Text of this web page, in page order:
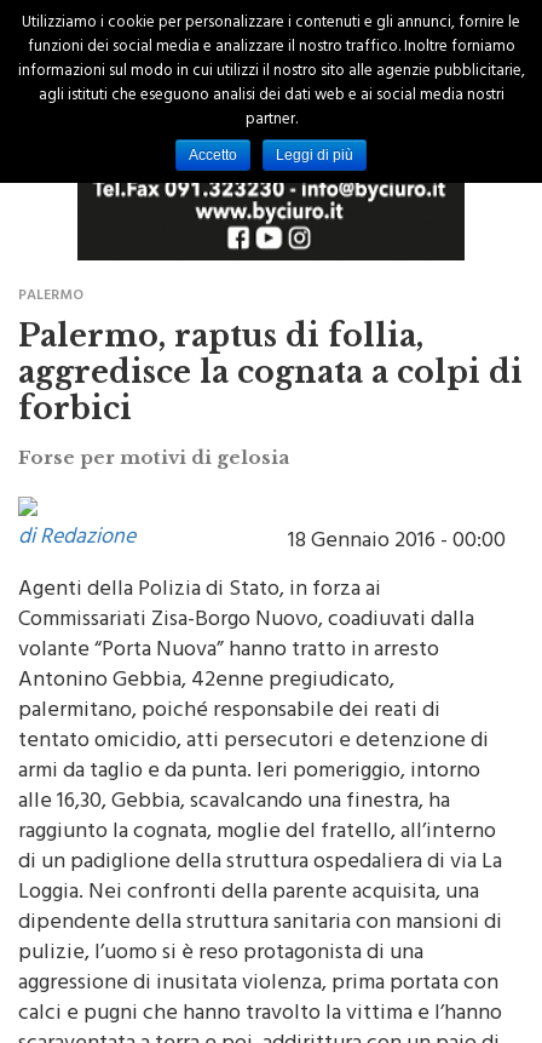
PALERMO
Palermo, raptus di follia,
aggredisce la cognata a colpi di
forbici
Forse per motivi di gelosia
di Redazione
Agenti della Polizia di Stato, in forza ai
Commissariati Zisa-Borgo Nuovo, coadiuvati dalla
volante “Porta Nuova” hanno tratto in arresto
Antonino Gebbia, 42enne pregiudicato,
palermitano, poiché responsabile dei reati di
tentato omicidio, atti persecutori e detenzione di
armi da taglio e da punta. Ieri pomeriggio, intorno
alle 16,30, Gebbia, scavalcando una finestra, ha
raggiunto la cognata, moglie del fratello, all’interno
di un padiglione della struttura ospedaliera di via La
Loggia. Nei confronti della parente acquisita, una
dipendente della struttura sanitaria con mansioni di
pulizie, l’uomo si è reso protagonista di una
aggressione di inusitata violenza, prima portata con
calci e pugni che hanno travolto la vittima e l’hanno
scaraventata a terra e poi, addirittura con un paio di
Utilizziamo i cookie per personalizzare i contenuti e gli annunci, fornire le
funzioni dei social media e analizzare il nostro traffico. Inoltre forniamo
informazioni sul modo in cui utilizzi il nostro sito alle agenzie pubblicitarie,
agli istituti che eseguono analisi dei dati web e ai social media nostri
partner.
Accetto Leggi di più